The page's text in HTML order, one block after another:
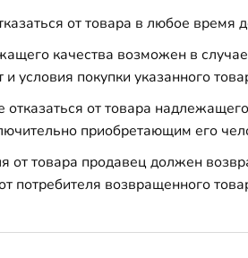
от товара в любое
качества возможен в
условия покупки указанного
отказаться от товара
приобретающим его
от товара продавец должен
потребителя возвращенного